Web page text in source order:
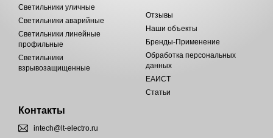
Светильники уличные
Светильники аварийные
Светильники линейные
профильные
Светильники
взрывозащищенные
Отзывы
Наши объекты
Бренды-Применение
Обработка персональных
данных
ЕАИСТ
Статьи
Контакты
intech@lt-electro.ru